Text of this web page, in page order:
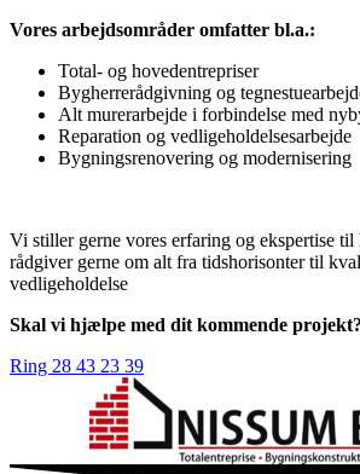
Vores arbejdsområder omfatter bl.a.:
Total- og hovedentrepriser
Bygherrerådgivning og
Alt murerarbejde i forbindelse med
Reparation og vedligeholdelsesarbejde
Bygningsrenovering og modernisering
Vi stiller gerne vores erfaring og ekspertise til
rådgiver gerne om alt fra tidshorisonter til
vedligeholdelse
Skal vi hjælpe med dit kommende projekt?
Ring 28 43 23 39